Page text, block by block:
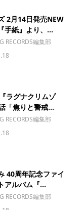
2月14日発売NEW
手紙』より、...
RECORDS編集部
ラグナクリムゾ
「焦りと警戒...
RECORDS編集部
40周年記念ファイ
アルバム『...
RECORDS編集部